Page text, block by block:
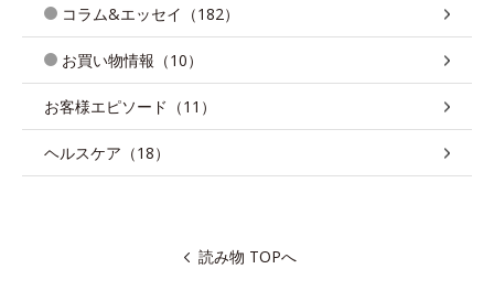
コラム&エッセイ（182）
お買い物情報（10）
お客様エピソード（11）
ヘルスケア（18）
読み物 TOPへ